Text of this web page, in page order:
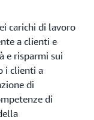
carichi di lavoro
a clienti e
e risparmi sui
i clienti a
di
di